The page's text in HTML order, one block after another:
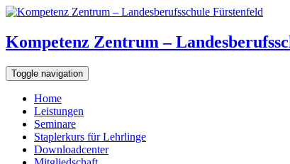
Kompetenz Zentrum –
Toggle navigation
Home
Leistungen
Seminare
Staplerkurs für Lehrlinge
Downloadcenter